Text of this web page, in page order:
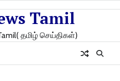
Tamil
தமிழ் செய்திகள்)